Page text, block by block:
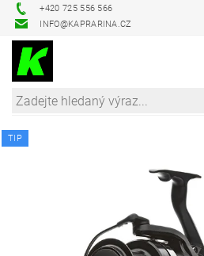
+420 725 556 566
INFO@KAPRARINA.CZ
TIP